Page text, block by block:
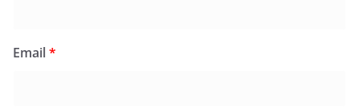
Email*